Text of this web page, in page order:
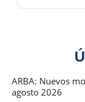
ARBA: Nuevos
agosto 2026